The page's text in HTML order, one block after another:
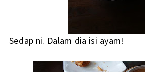
Sedap ni. Dalam dia isi ayam!